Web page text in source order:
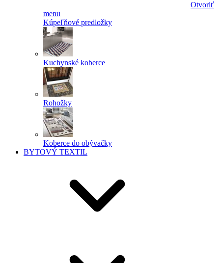
Otvoriť
menu
Kúpeľňové predložky
Kuchynské koberce
Rohožky
Koberce do obývačky
BYTOVÝ TEXTIL